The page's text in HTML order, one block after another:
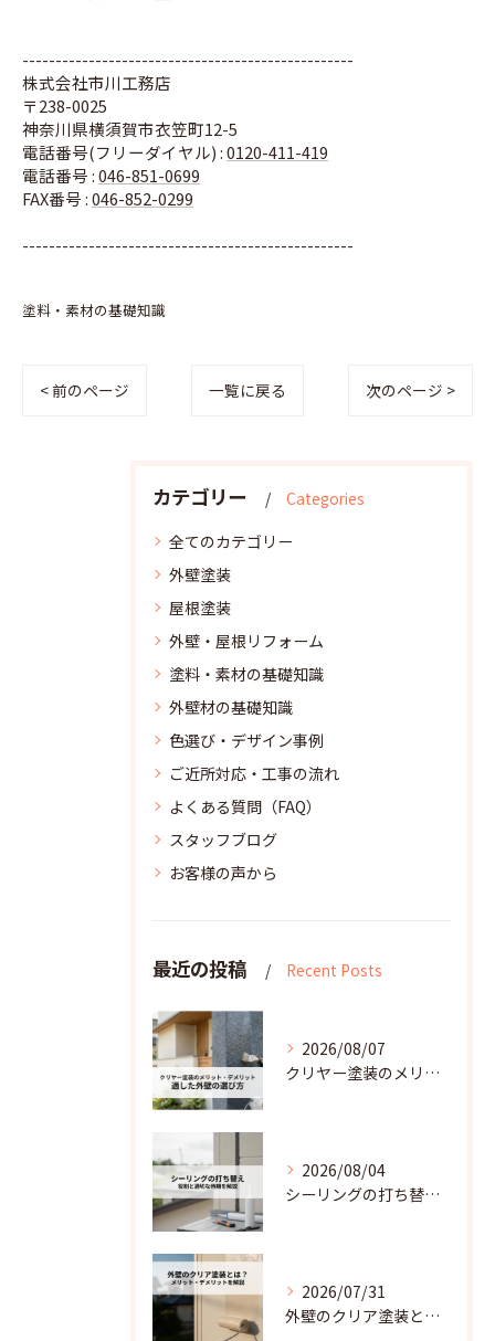
--------------------------------------------------
株式会社市川工務店
〒238-0025
神奈川県横須賀市衣笠町12-5
電話番号(フリーダイヤル) :0120-411-419
電話番号 :046-851-0699
FAX番号 :046-852-0299
--------------------------------------------------
塗料・素材の基礎知識
< 前のページ 一覧に戻る 次のページ >
カテゴリー
Categories
全てのカテゴリー
外壁塗装
屋根塗装
外壁・屋根リフォーム
塗料・素材の基礎知識
外壁材の基礎知識
色選び・デザイン事例
ご近所対応・工事の流れ
よくある質問（FAQ）
スタッフブログ
お客様の声から
最近の投稿 Recent Posts
2026/08/07
クリヤー塗装のメリットデメリットと適した外壁の選び方
2026/08/04
シーリングの打ち替えとは？雨水の浸入を防ぐ役割と適切な時期を解説
2026/07/31
外壁のクリア塗装とは？その機能とメリット・デメリットを解説